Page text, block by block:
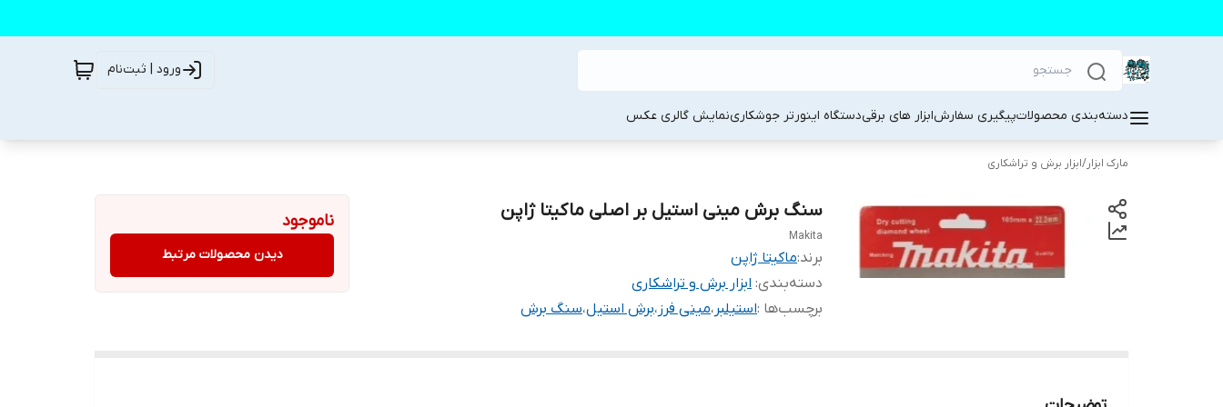
ورود | ثبت‌نام
دسته‌بندی محصولاتپیگیری سفارشابزار های برقیدستگاه اینورتر جوشکارینمایش گالری عکس
مارک ابزار/ابزار برش و تراشکاری
سنگ برش مینی استیل بر اصلی ماکیتا ژاپن
Makita
برند:ماکیتا ژاپن
دسته‌بندی: ابزار برش و تراشکاری
برچسب‌ها :استیلبر ،مینی فرز ،برش استیل،سنگ برش
ناموجود
دیدن محصولات مرتبط